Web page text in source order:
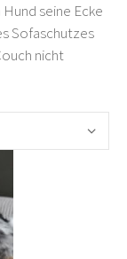
seine Ecke
Sofaschutzes
nicht